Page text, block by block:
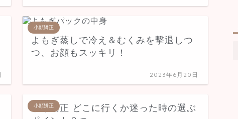
小顔矯正
よもぎ蒸しで冷え＆むくみを撃退しつ
つ、お顔もスッキリ！
2023年6月20日
小顔矯正
小顔矯正 どこに行くか迷った時の選ぶ